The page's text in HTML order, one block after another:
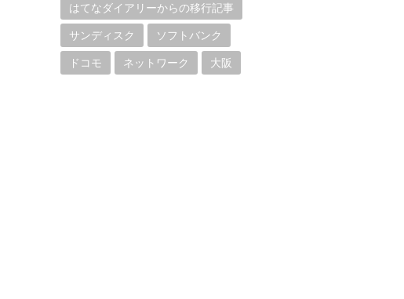
はてなダイアリーからの移行記事
サンディスク ソフトバンク
ドコモ ネットワーク 大阪